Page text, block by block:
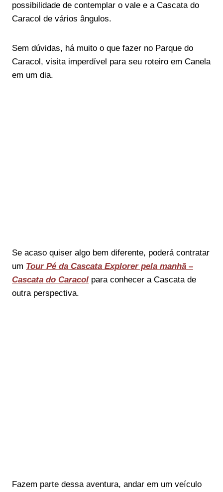
possibilidade de contemplar o vale e a Cascata do
Caracol de vários ângulos.
Sem dúvidas, há muito o que fazer no Parque do
Caracol, visita imperdível para seu roteiro em Canela
em um dia.
Se acaso quiser algo bem diferente, poderá contratar
um Tour Pé da Cascata Explorer pela manhã –
Cascata do Caracol para conhecer a Cascata de
outra perspectiva.
Fazem parte dessa aventura, andar em um veículo